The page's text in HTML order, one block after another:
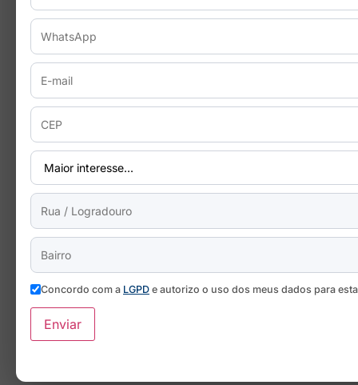
Concordo com a LGPD e autorizo o uso dos meus dados para
Enviar